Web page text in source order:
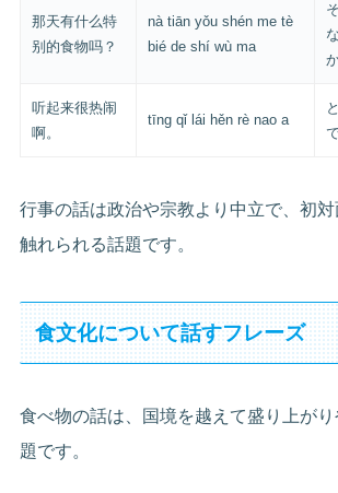
那天有什么特
别的食物吗？
nà tiān yǒu shén me tè
bié de shí wù ma
听起来很热闹
啊。
tīng qǐ lái hěn rè nao a
行事の話は政治や宗教より中立で、初
触れられる話題です。
食文化について話すフレーズ
食べ物の話は、国境を越えて盛り上が
題です。